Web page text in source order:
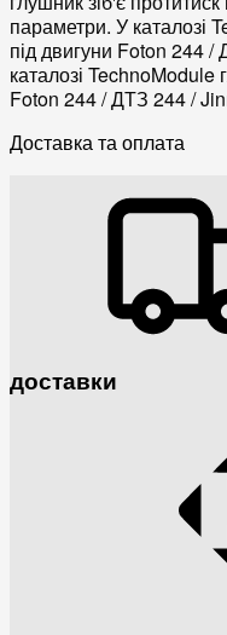
параметри. У каталозі
під двигуни Foton 244
каталозі TechnoModule
Foton 244 / ДТЗ 244 /
Доставка та оплата
доставки